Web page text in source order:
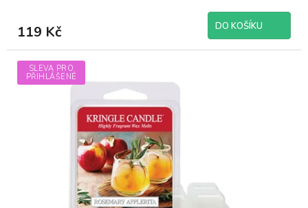
119 Kč DO KOŠÍKU
SLEVA PRO
PŘIHLÁŠENÉ